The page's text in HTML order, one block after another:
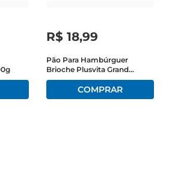
selecionados, o Pão
oferece uma experiência
R$ 18,99
Pão Para Hambúrguer
Brioche Plusvita Grand
Burger Pacote 520g